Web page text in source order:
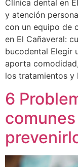
Clínica dental en
y atención
con un equipo de
en El Cañaveral:
bucodental Elegir
aporta
los tratamientos y
6